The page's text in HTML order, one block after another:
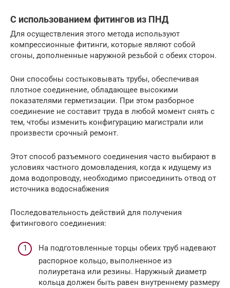
С использованием фитингов из ПНД
Для осуществления этого метода используют
компрессионные фитинги, которые являют собой
сгоны, дополненные наружной резьбой с обеих сторон.
Они способны состыковывать трубы, обеспечивая
плотное соединение, обладающее высокими
показателями герметизации. При этом разборное
соединение не составит труда в любой момент снять с
тем, чтобы изменить конфигурацию магистрали или
произвести срочный ремонт.
Этот способ разъемного соединения часто выбирают в
условиях частного домовладения, когда к идущему из
дома водопроводу, необходимо присоединить отвод от
источника водоснабжения
Последовательность действий для получения
фитингового соединения:
На подготовленные торцы обеих труб надевают
распорное кольцо, выполненное из
полиуретана или резины. Наружный диаметр
кольца должен быть равен внутреннему размеру